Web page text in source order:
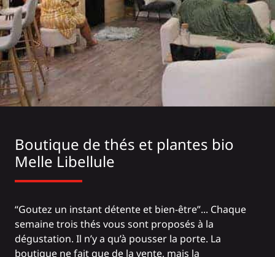
Boutique de thés et plantes bio
Melle Libellule
“Goutez un instant détente et bien-être”... Chaque
semaine trois thés vous sont proposés à la
dégustation. Il n’y a qu’à pousser la porte. La
boutique ne fait que de la vente, mais la